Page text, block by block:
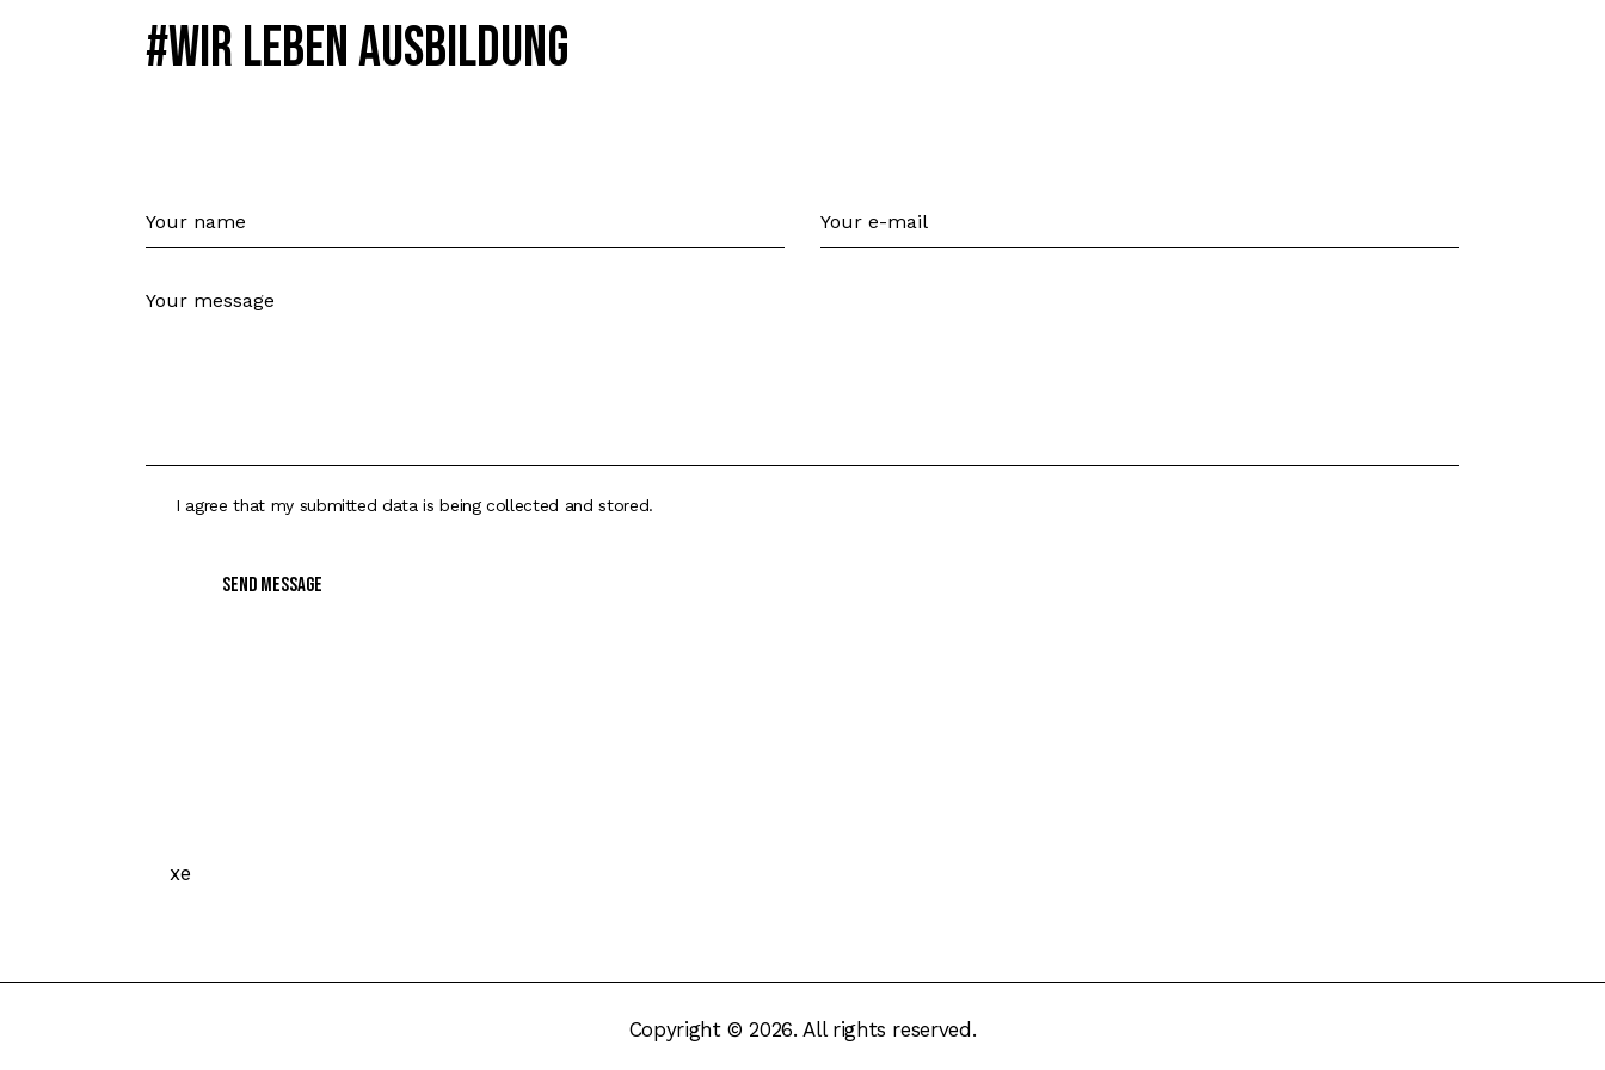
#Wir leben ausbildung
I agree that my submitted data is being collected and stored.
Send Message
xe
Copyright © 2026. All rights reserved.